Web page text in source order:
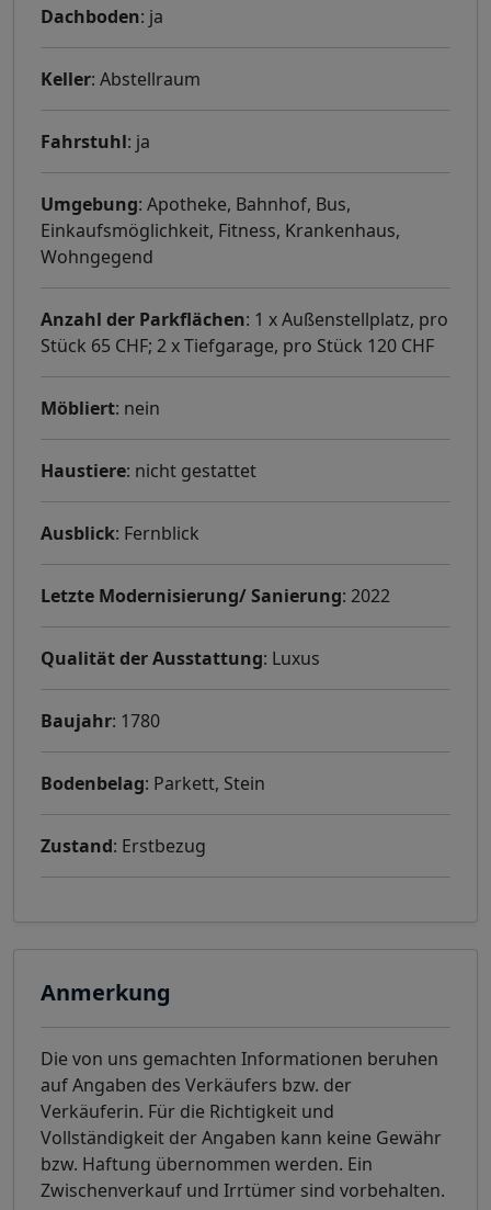
Dachboden: ja
Keller: Abstellraum
Fahrstuhl: ja
Umgebung: Apotheke, Bahnhof, Bus,
Einkaufsmöglichkeit, Fitness, Krankenhaus,
Wohngegend
Anzahl der Parkflächen: 1 x Außenstellplatz, pro
Stück 65 CHF; 2 x Tiefgarage, pro Stück 120 CHF
Möbliert: nein
Haustiere: nicht gestattet
Ausblick: Fernblick
Letzte Modernisierung/ Sanierung: 2022
Qualität der Ausstattung: Luxus
Baujahr: 1780
Bodenbelag: Parkett, Stein
Zustand: Erstbezug
Anmerkung
Die von uns gemachten Informationen beruhen
auf Angaben des Verkäufers bzw. der
Verkäuferin. Für die Richtigkeit und
Vollständigkeit der Angaben kann keine Gewähr
bzw. Haftung übernommen werden. Ein
Zwischenverkauf und Irrtümer sind vorbehalten.